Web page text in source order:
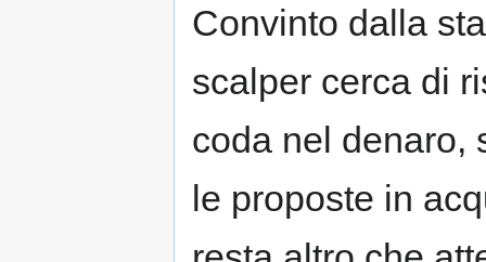
Convinto dalla
scalper cerca di
coda nel denaro,
le proposte in